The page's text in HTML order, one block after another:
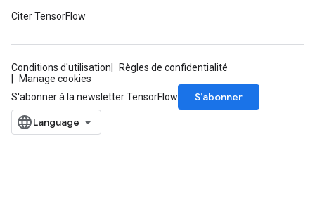
Citer TensorFlow
Conditions d'utilisation
Règles de confidentialité
Manage cookies
S'abonner à la newsletter TensorFlow
S’abonner